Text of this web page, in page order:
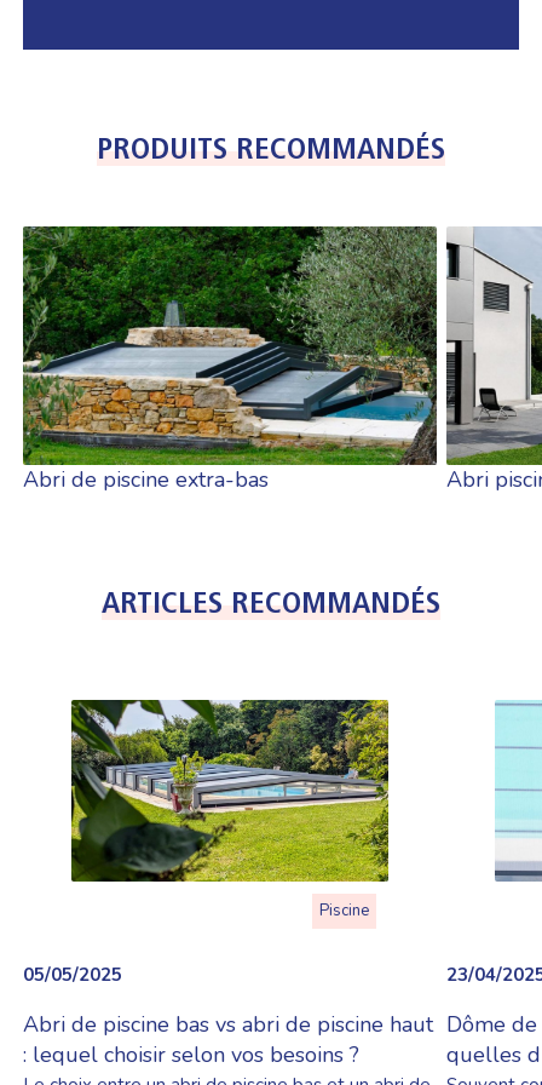
PRODUITS RECOMMANDÉS
Abri de piscine extra-bas Abri
ARTICLES RECOMMANDÉS
Piscine
05/05/2025
Abri de piscine bas vs abri de piscine haut
: lequel choisir selon vos besoins ?
23/04/
Dôme
quelles